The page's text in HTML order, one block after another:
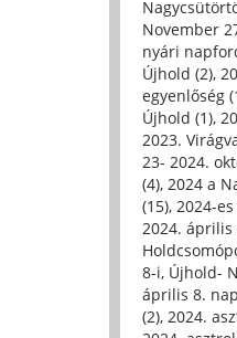
November
nyári
Újhold (2),
egyenlőség
Újhold (1),
2023.
23- 2024.
(4), 2024 a
(15), 2024-
2024.
8-i, Újhold-
április 8.
(2), 2024.